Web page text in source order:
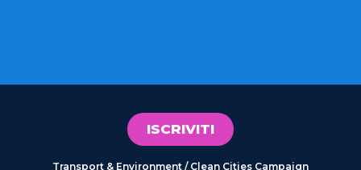
ISCRIVITI
Transport & Environment / Clean Cities Campaign